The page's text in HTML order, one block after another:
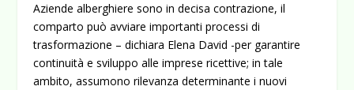
Aziende alberghiere sono in decisa contrazione, il
comparto può avviare importanti processi di
trasformazione – dichiara Elena David -per garantire
continuità e sviluppo alle imprese ricettive; in tale
ambito, assumono rilevanza determinante i nuovi